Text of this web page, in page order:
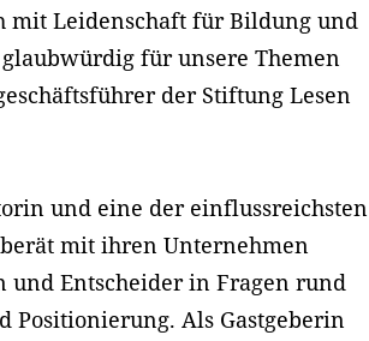
mit Leidenschaft für Bildung und
für unsere Themen
der Stiftung Lesen
und eine der einflussreichsten
mit ihren Unternehmen
und Entscheider in Fragen rund
Als Gastgeberin